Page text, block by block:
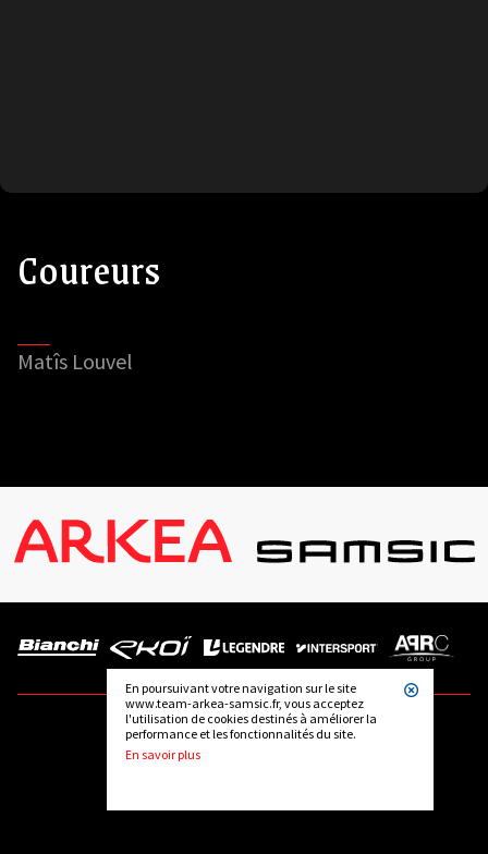
En poursuivant votre navigation sur le site
www.team-arkea-samsic.fr, vous acceptez
l'utilisation de cookies destinés à améliorer la
performance et les fonctionnalités du site.
En savoir plus
Coureurs
Matîs Louvel
SUIVEZ-NOUS